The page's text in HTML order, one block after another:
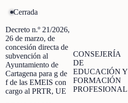
Cerrada
Decreto n.º 21/2026,
26 de marzo, de
concesión directa de
subvención al
Ayuntamiento de
Cartagena para g de
f de las EMEIS con
cargo al PRTR, UE
CONSEJERÍA
DE
EDUCACIÓN Y
FORMACIÓN
PROFESIONAL